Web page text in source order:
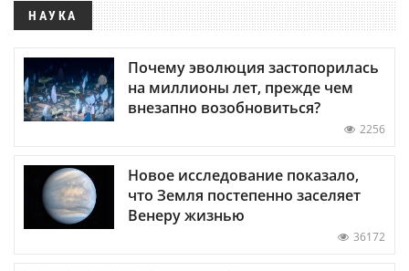
НАУКА
Почему эволюция застопорилась
на миллионы лет, прежде чем
внезапно возобновиться?
2256
Новое исследование показало,
что Земля постепенно заселяет
Венеру жизнью
36172